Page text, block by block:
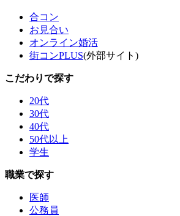
合コン
お見合い
オンライン婚活
街コンPLUS(外部サイト)
こだわりで探す
20代
30代
40代
50代以上
学生
職業で探す
医師
公務員